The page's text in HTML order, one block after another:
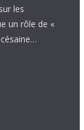
les
un rôle de «